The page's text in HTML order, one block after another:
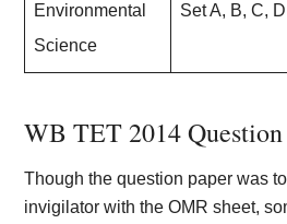
Environmental
Science
Set A, B, C, D
WB TET 2014
Though the question paper was
invigilator with the OMR sheet,